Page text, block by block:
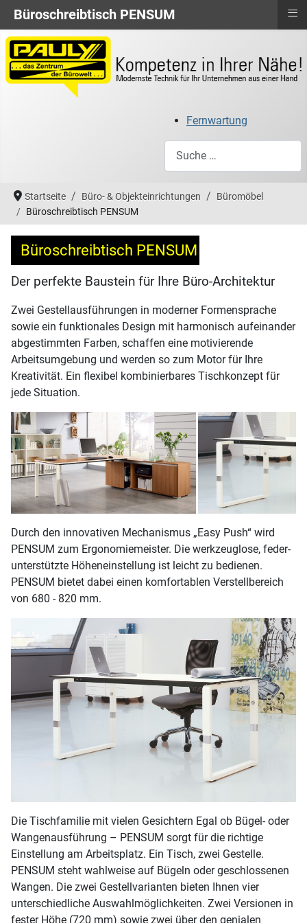
Fernwartung
Startseite Büro- & Objekteinrichtungen
Büromöbel
Büroschreibtisch PENSUM
Büroschreibtisch PENSUM
Der perfekte Baustein für Ihre Büro-Architektur
Zwei Gestellausführungen in moderner Formensprache
sowie ein funktionales Design mit harmonisch aufeinander
abgestimmten Farben, schaffen eine motivierende
Arbeitsumgebung und werden so zum Motor für Ihre
Kreativität. Ein flexibel kombinierbares Tischkonzept für
jede Situation.
Durch den innovativen Mechanismus „Easy Push“ wird
PENSUM zum Ergonomiemeister. Die werkzeuglose, feder-
unterstützte Höheneinstellung ist leicht zu bedienen.
PENSUM bietet dabei einen komfortablen Verstellbereich
von 680 - 820 mm.
Die Tischfamilie mit vielen Gesichtern Egal ob Bügel- oder
Wangenausführung – PENSUM sorgt für die richtige
Einstellung am Arbeitsplatz. Ein Tisch, zwei Gestelle.
PENSUM steht wahlweise auf Bügeln oder geschlossenen
Wangen. Die zwei Gestellvarianten bieten Ihnen vier
unterschiedliche Auswahlmöglichkeiten. Zwei Versionen in
fester Höhe (720 mm) sowie zwei über den genialen
Büroschreibtisch PENSUM ≡